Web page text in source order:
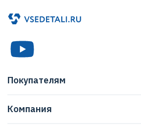
Бренды
Покупателям
Компания